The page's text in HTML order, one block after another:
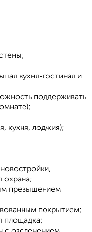
кухня-гостиная и
поддерживать
кухня, лоджия);
охрана;
превышением
покрытием;
площадка;